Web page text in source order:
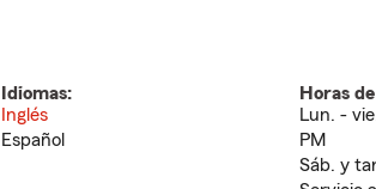
Idiomas:
Inglés
Español
Horas
Lun. -
PM
Sáb. y